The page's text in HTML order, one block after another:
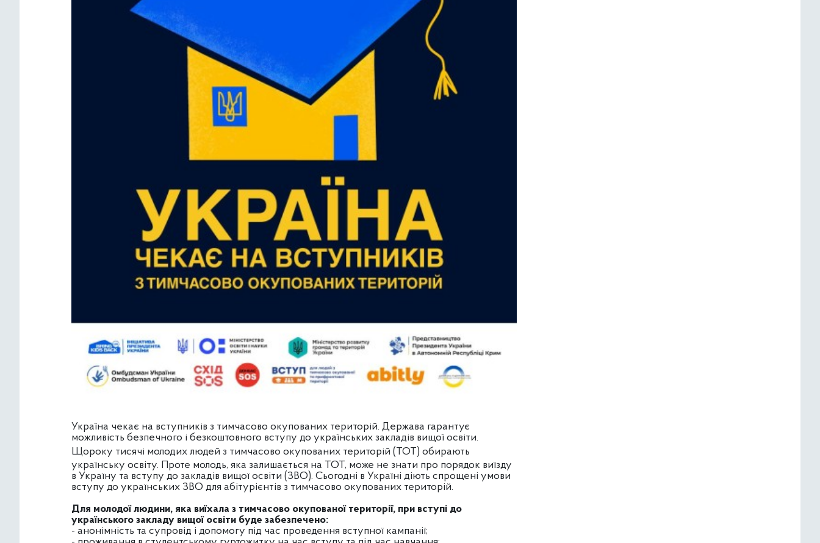
Україна чекає на вступників з тимчасово окупованих територій. Держава гарантує
можливість безпечного і безкоштовного вступу до українських закладів вищої освіти.
Щороку тисячі молодих людей з тимчасово окупованих територій (ТОТ) обирають
українську освіту. Проте молодь, яка залишається на ТОТ, може не знати про порядок виїзду
в Україну та вступу до закладів вищої освіти (ЗВО). Сьогодні в Україні діють спрощені умови
вступу до українських ЗВО для абітурієнтів з тимчасово окупованих територій.
Для молодої людини, яка виїхала з тимчасово окупованої території, при вступі до
українського закладу вищої освіти буде забезпечено:
- анонімність та супровід і допомогу під час проведення вступної кампанії;